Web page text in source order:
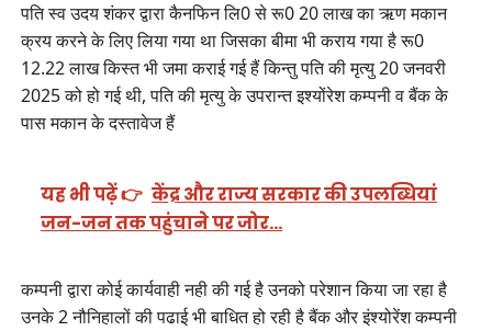
पति स्व उदय शंकर द्वारा कैनफिन लि0 से रू0 20 लाख का ऋण मकान
क्रय करने के लिए लिया गया था जिसका बीमा भी कराय गया है रू0
12.22 लाख किस्त भी जमा कराई गई हैं किन्तु पति की मृत्यु 20 जनवरी
2025 को हो गई थी, पति की मृत्यु के उपरान्त इश्योंरेश कम्पनी व बैंक के
पास मकान के दस्तावेज हैं
यह भी पढ़ें 👉 केंद्र और राज्य सरकार की उपलब्धियां
जन-जन तक पहुंचाने पर जोर…
कम्पनी द्वारा कोई कार्यवाही नही की गई है उनको परेशान किया जा रहा है
उनके 2 नौनिहालों की पढाई भी बाधित हो रही है बैंक और इंश्योरेंश कम्पनी